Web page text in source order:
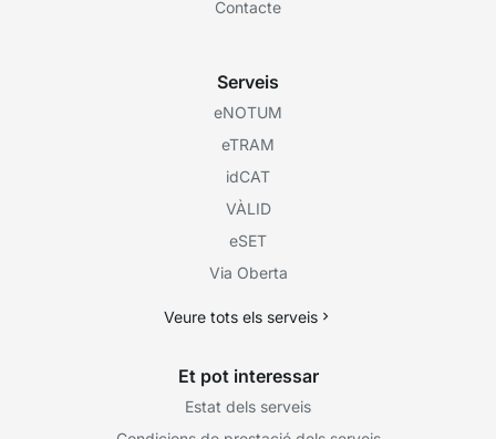
Contacte
Serveis
eNOTUM
eTRAM
idCAT
VÀLID
eSET
Via Oberta
Veure tots els serveis
Et pot interessar
Estat dels serveis